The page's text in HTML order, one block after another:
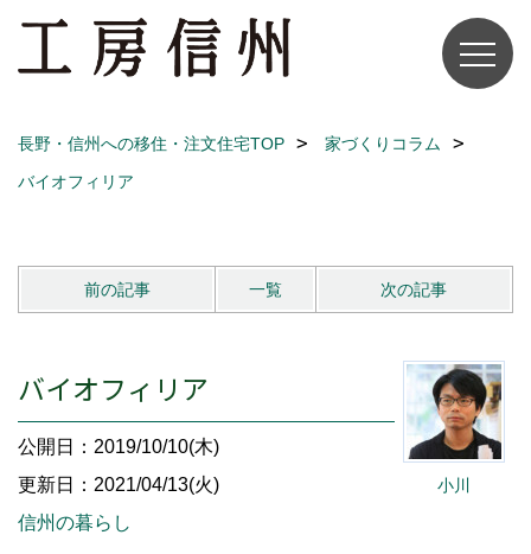
長野・信州への移住・注文住宅TOP
家づくりコラム
バイオフィリア
前の記事 一覧 次の記事
小川
バイオフィリア
公開日：2019/10/10(木)
更新日：2021/04/13(火)
信州の暮らし